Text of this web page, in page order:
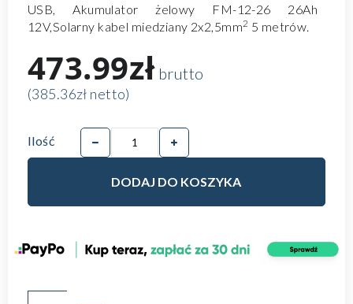
USB, Akumulator żelowy FM-12-26 26Ah
12V,Solarny kabel miedziany 2x2,5mm2 5 metrów.
473.99złbrutto
(385.36zł netto)
Ilość
DODAJ DO KOSZYKA